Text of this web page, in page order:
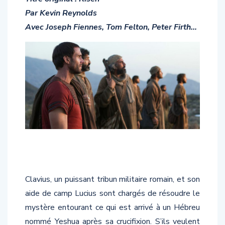
Par Kevin Reynolds
Avec Joseph Fiennes, Tom Felton, Peter Firth…
Clavius, un puissant tribun militaire romain, et son
aide de camp Lucius sont chargés de résoudre le
mystère entourant ce qui est arrivé à un Hébreu
nommé Yeshua après sa crucifixion. S’ils veulent